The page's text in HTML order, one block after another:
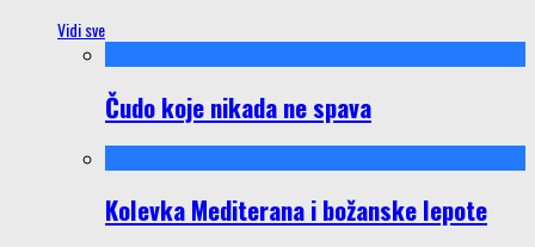
Vidi sve
Čudo koje nikada ne spava
Kolevka Mediterana i božanske lepote